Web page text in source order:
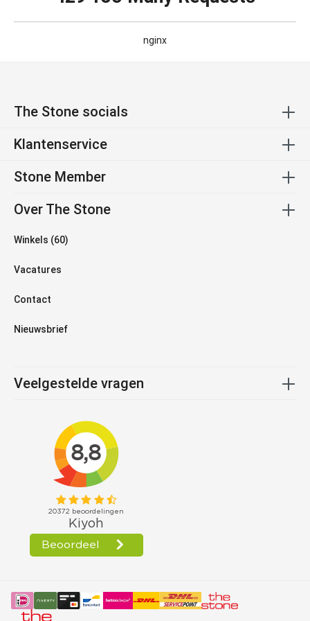
nginx
The Stone socials
Klantenservice
Stone Member
Over The Stone
Winkels (60)
Vacatures
Contact
Nieuwsbrief
Veelgestelde vragen